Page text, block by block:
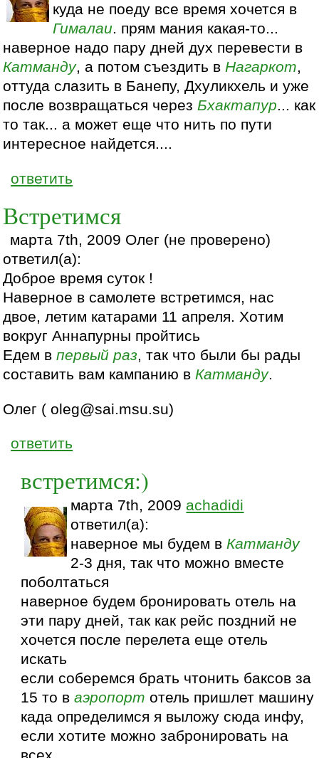
куда не поеду все время хочется в
Гималаи. прям мания какая-то...
наверное надо пару дней дух перевести в
Катманду, а потом съездить вНагаркот,
оттуда слазить в Банепу, Дхуликхель и уже
после возвращаться черезБхактапур... как
то так... а может еще что нить по пути
интересное найдется....
ответить
Встретимся
марта 7th, 2009 Олег (не проверено)
ответил(а):
Доброе время суток !
Наверное в самолете встретимся, нас
двое, летим катарами 11 апреля. Хотим
вокруг Аннапурны пройтись
Едем впервый раз, так что были бы рады
составить вам кампанию вКатманду.
Олег ( oleg@sai.msu.su)
ответить
встретимся:)
марта 7th, 2009 achadidi
ответил(а):
наверное мы будем вКатманду
2-3 дня, так что можно вместе
поболтаться
наверное будем бронировать отель на
эти пару дней, так как рейс поздний не
хочется после перелета еще отель
искать
если соберемся брать чтонить баксов за
15 то ваэропорт отель пришлет машину
када определимся я выложу сюда инфу,
если хотите можно забронировать на